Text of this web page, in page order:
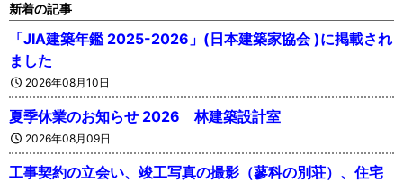
新着の記事
「JIA建築年鑑 2025-2026」(日本建築家協会 )に掲載され
ました
2026年08月10日
夏季休業のお知らせ 2026 林建築設計室
2026年08月09日
工事契約の立会い、竣工写真の撮影（蓼科の別荘）、住宅